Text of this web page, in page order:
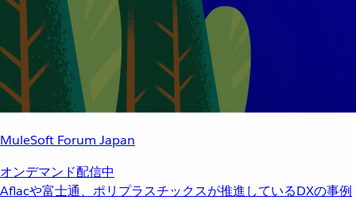
MuleSoft Forum Japan
オンデマンド配信中
Aflacや富士通、ポリプラスチックスが推進しているDXの事例